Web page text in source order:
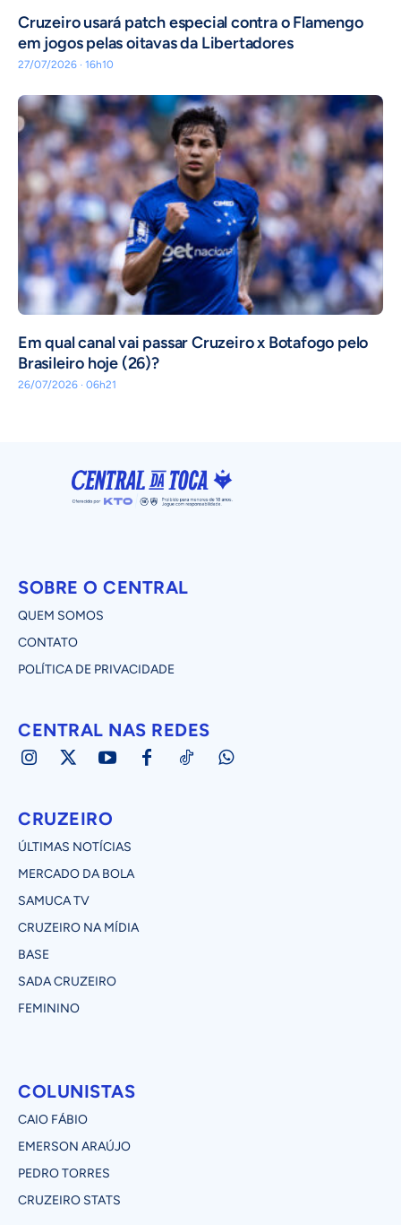
Cruzeiro usará patch especial contra o Flamengo
em jogos pelas oitavas da Libertadores
27/07/2026 · 16h10
Em qual canal vai passar Cruzeiro x Botafogo pelo
Brasileiro hoje (26)?
26/07/2026 · 06h21
SOBRE O CENTRAL
QUEM SOMOS
CONTATO
POLÍTICA DE PRIVACIDADE
CENTRAL NAS REDES
CRUZEIRO
ÚLTIMAS NOTÍCIAS
MERCADO DA BOLA
SAMUCA TV
CRUZEIRO NA MÍDIA
BASE
SADA CRUZEIRO
FEMININO
COLUNISTAS
CAIO FÁBIO
EMERSON ARAÚJO
PEDRO TORRES
CRUZEIRO STATS